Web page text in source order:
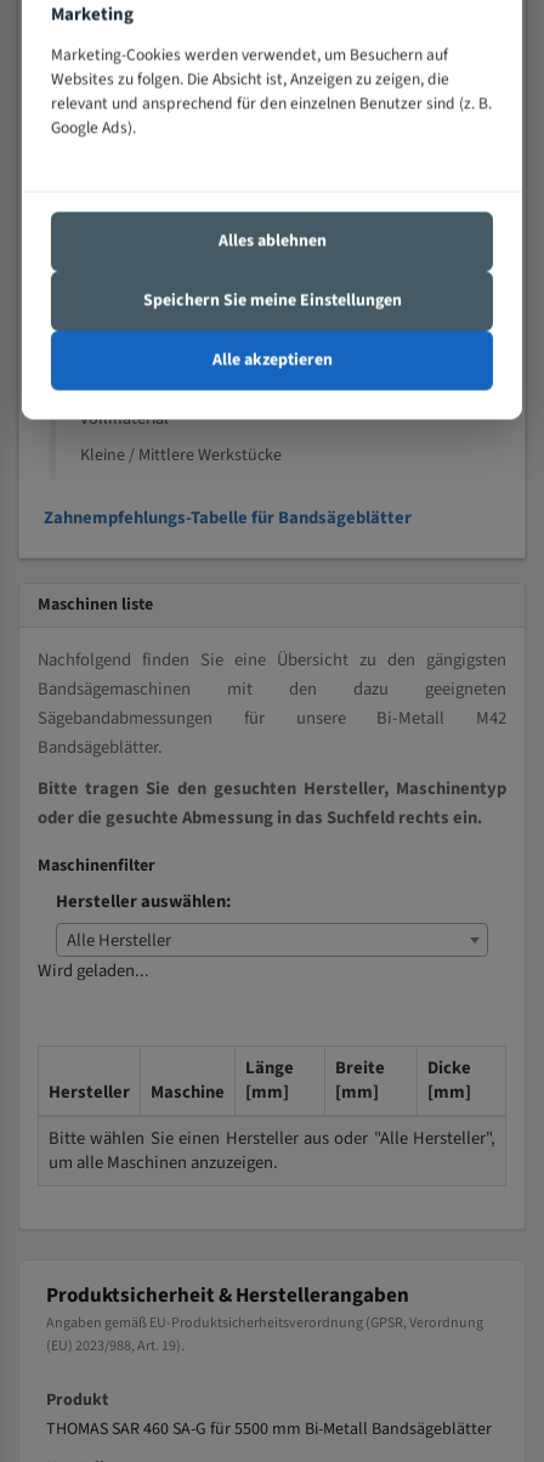
Technische Beschreibung:
Positiver Spanwinkel
Bandkörper aus hochlegiertem Federstahl
Speziell entwickelt für Profile / Rohre
Kleine und mittlere Profile / Kleine Durchmesser
Vollmaterial
Kleine / Mittlere Werkstücke
Zahnempfehlungs-Tabelle für Bandsägeblätter
Maschinen liste
Nachfolgend finden Sie eine Übersicht zu den gängigsten
Bandsägemaschinen mit den dazu geeigneten
Sägebandabmessungen für unsere Bi-Metall M42
Bandsägeblätter.
Bitte tragen Sie den gesuchten Hersteller, Maschinentyp
oder die gesuchte Abmessung in das Suchfeld rechts ein.
Maschinenfilter
Hersteller auswählen:
Alle Hersteller
Wird geladen...
Hersteller Maschine
Länge
[mm]
Breite
[mm]
Dicke
[mm]
Bitte wählen Sie einen Hersteller aus oder "Alle Hersteller",
um alle Maschinen anzuzeigen.
Produktsicherheit & Herstellerangaben
Angaben gemäß EU-Produktsicherheitsverordnung (GPSR, Verordnung
(EU) 2023/988, Art. 19).
Produkt
THOMAS SAR 460 SA-G für 5500 mm Bi-Metall Bandsägeblätter
Marketing
Marketing-Cookies werden verwendet, um Besuchern auf
Websites zu folgen. Die Absicht ist, Anzeigen zu zeigen, die
relevant und ansprechend für den einzelnen Benutzer sind (z. B.
Google Ads).
Alles ablehnen
Speichern Sie meine Einstellungen
Alle akzeptieren